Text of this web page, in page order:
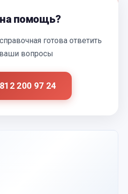
помощь?
готова ответить
вопросы
200 97 24